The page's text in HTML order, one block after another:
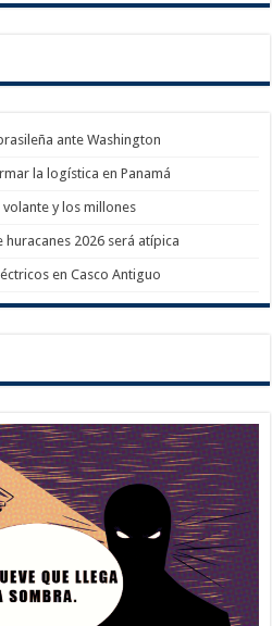
ante Washington
la logística en Panamá
y los millones
2026 será atípica
en Casco Antiguo